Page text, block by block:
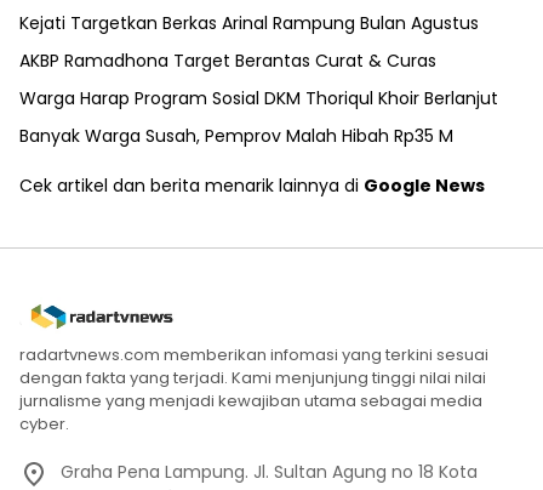
Kejati Targetkan Berkas Arinal Rampung Bulan Agustus
AKBP Ramadhona Target Berantas Curat & Curas
Warga Harap Program Sosial DKM Thoriqul Khoir Berlanjut
Banyak Warga Susah, Pemprov Malah Hibah Rp35 M
Cek artikel dan berita menarik lainnya di Google News
radartvnews.com memberikan infomasi yang terkini sesuai
dengan fakta yang terjadi. Kami menjunjung tinggi nilai nilai
jurnalisme yang menjadi kewajiban utama sebagai media
cyber.
Graha Pena Lampung. Jl. Sultan Agung no 18 Kota